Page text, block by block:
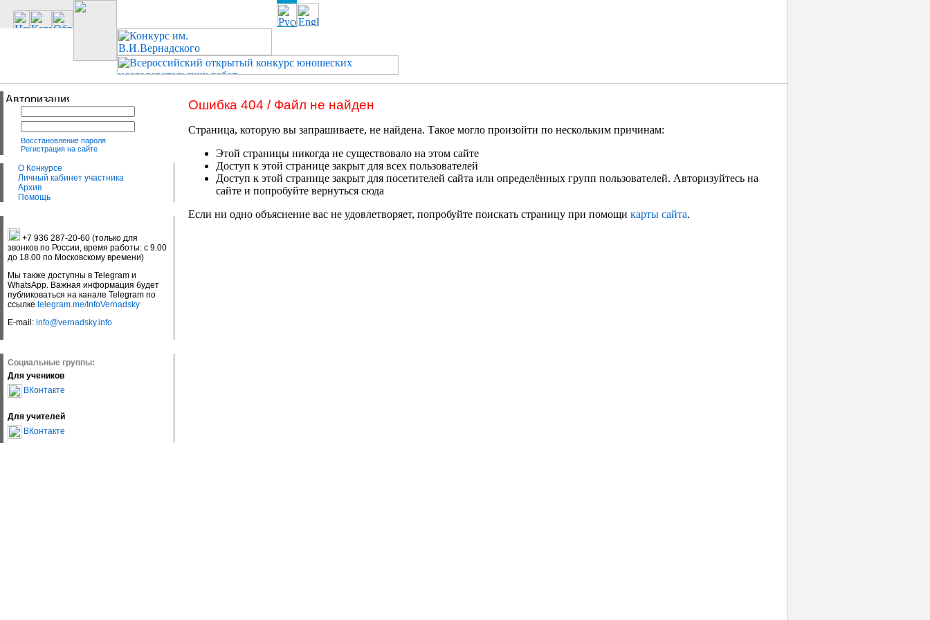
Восстановление пароля
Регистрация на сайте
О Конкурсе
Личный кабинет участника
Архив
Помощь
+7 936 287-20-60 (только для
звонков по России, время работы: с 9.00
до 18.00 по Московскому времени)
Мы также доступны в Telegram и
WhatsApp. Важная информация будет
публиковаться на канале Telegram по
ссылке telegram.me/InfoVernadsky
E-mail: info@vernadsky.info
Социальные группы:
Для учеников
ВКонтакте
Для учителей
ВКонтакте
Ошибка 404 / Файл не найден
Страница, которую вы запрашиваете, не найдена. Такое могло произойти по нескольким причинам:
Этой страницы никогда не существовало на этом сайте
Доступ к этой странице закрыт для всех пользователей
Доступ к этой странице закрыт для посетителей сайта или определённых групп пользователей. Авторизуйтесь на
сайте и попробуйте вернуться сюда
Если ни одно объяснение вас не удовлетворяет, попробуйте поискать страницу при помощи карты сайта.